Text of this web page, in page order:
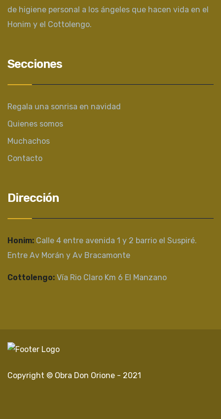
de higiene personal a los ángeles que hacen vida en el
Honim y el Cottolengo.
Secciones
Regala una sonrisa en navidad
Quienes somos
Muchachos
Contacto
Dirección
Honim: Calle 4 entre avenida 1 y 2 barrio el Suspiré.
Entre Av Morán y Av Bracamonte
Cottolengo: Vía Rio Claro Km 6 El Manzano
Copyright © Obra Don Orione - 2021